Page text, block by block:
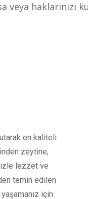
veya
en kaliteli
zeytine,
lezzet ve
temin edilen
için